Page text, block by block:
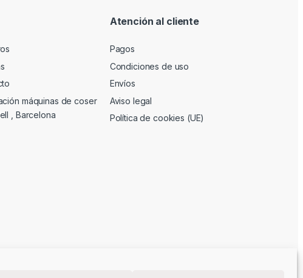
máquinas de coser
, Barcelona
Atención al cliente
Pagos
Condiciones de uso
Envíos
Aviso legal
Política de cookies (UE)